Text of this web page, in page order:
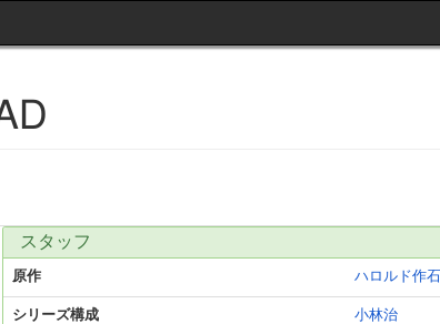
スタッフ
原作 ハロルド作石
シリーズ構成 小林治